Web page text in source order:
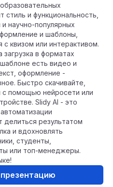
и функциональность,
научно-популярных
и шаблоны,
квизом или интерактивом.
в форматах
есть видео и
оформление -
Быстро скачивайте,
с помощью нейросети или
Slidy AI - это
делиться результатом
и вдохновлять
студенты,
или топ-менеджеры.